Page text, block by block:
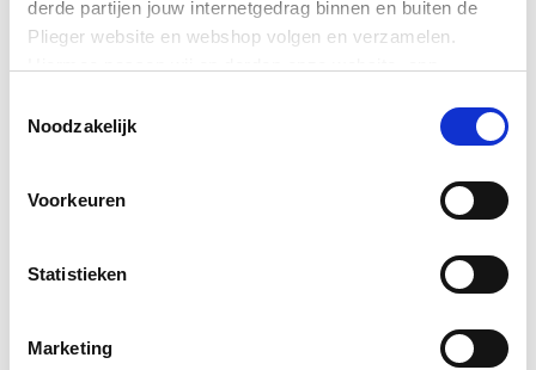
derde partijen jouw internetgedrag binnen en buiten de
Plieger website en webshop volgen en verzamelen.
We slaan je cookievoorkeur op in je browser.
Noodzakelijk
Voorkeuren
Statistieken
Marketing